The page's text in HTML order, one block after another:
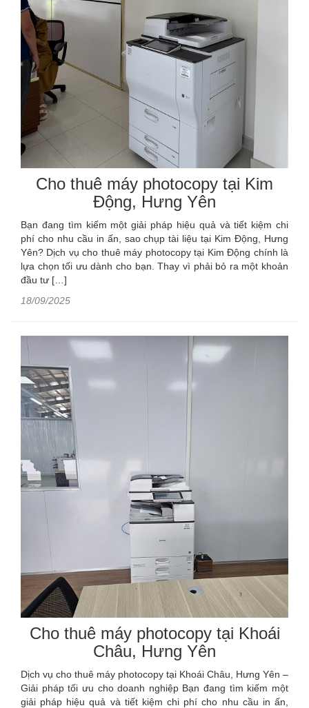
Cho thuê máy photocopy tại Kim
Động, Hưng Yên
Bạn đang tìm kiếm một giải pháp hiệu quả và tiết kiệm chi
phí cho nhu cầu in ấn, sao chụp tài liệu tại Kim Động, Hưng
Yên? Dịch vụ cho thuê máy photocopy tại Kim Động chính là
lựa chọn tối ưu dành cho bạn. Thay vì phải bỏ ra một khoản
đầu tư […]
18/09/2025
Cho thuê máy photocopy tại Khoái
Châu, Hưng Yên
Dịch vụ cho thuê máy photocopy tại Khoái Châu, Hưng Yên –
Giải pháp tối ưu cho doanh nghiệp Bạn đang tìm kiếm một
giải pháp hiệu quả và tiết kiệm chi phí cho nhu cầu in ấn,